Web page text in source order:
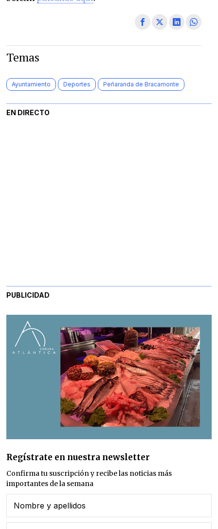
Temas
Ayuntamiento Deportes Peñaranda de Bracamonte
EN DIRECTO
PUBLICIDAD
Regístrate en nuestra newsletter
Confirma tu suscripción y recibe las noticias más
importantes de la semana